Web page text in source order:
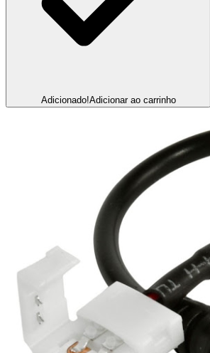
Adicionado!Adicionar ao carrinho